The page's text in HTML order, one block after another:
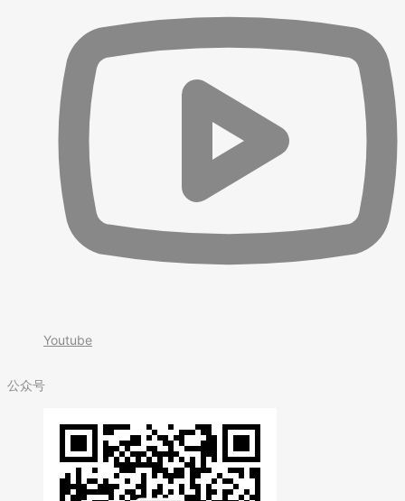
Youtube
公众号